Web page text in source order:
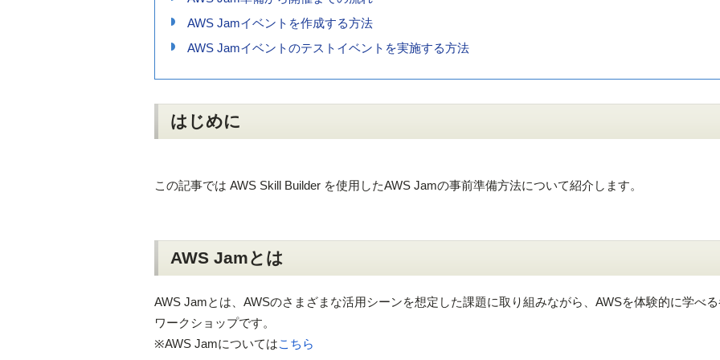
AWS Jamイベントを作成する方法
AWS Jamイベントのテストイベントを実施する方法
はじめに
この記事では AWS Skill Builder を使用したAWS Jamの事前準備方法について紹介します。
AWS Jamとは
AWS Jamとは、AWSのさまざまな活用シーンを想定した課題に取り組みながら、AWSを体験的に学べ
ワークショップです。
※AWS Jamについてはこちら